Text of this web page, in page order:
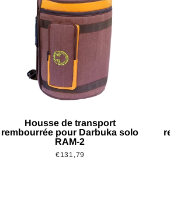
Housse de transport
rembourrée pour Darbuka solo
RAM-2
€131,79